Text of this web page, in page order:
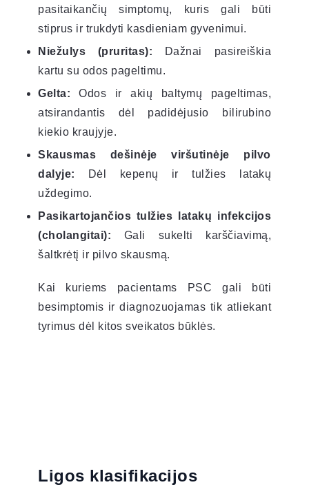
pasitaikančių simptomų, kuris gali būti
stiprus ir trukdyti kasdieniam gyvenimui.
Niežulys (pruritas): Dažnai pasireiškia
kartu su odos pageltimu.
Gelta: Odos ir akių baltymų pageltimas,
atsirandantis dėl padidėjusio bilirubino
kiekio kraujyje.
Skausmas dešinėje viršutinėje pilvo
dalyje: Dėl kepenų ir tulžies latakų
uždegimo.
Pasikartojančios tulžies latakų infekcijos
(cholangitai): Gali sukelti karščiavimą,
šaltkrėtį ir pilvo skausmą.
Kai kuriems pacientams PSC gali būti
besimptomis ir diagnozuojamas tik atliekant
tyrimus dėl kitos sveikatos būklės.
Ligos klasifikacijos